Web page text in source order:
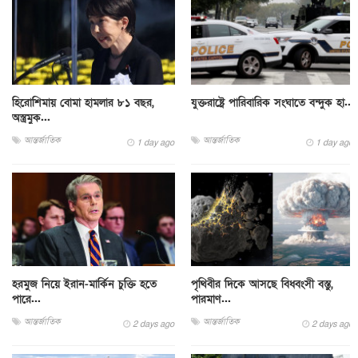
হিরোশিমায় বোমা হামলার ৮১ বছর,
অস্ত্রমুক...
আন্তর্জাতিক 1 day ago
যুক্তরাষ্ট্রে পারিবারিক সংঘাতে বন্দুক হা...
আন্তর্জাতিক 1 day ago
হরমুজ নিয়ে ইরান-মার্কিন চুক্তি হতে
পারে...
আন্তর্জাতিক 2 days ago
পৃথিবীর দিকে আসছে বিধ্বংসী বস্তু,
পারমাণ...
আন্তর্জাতিক 2 days ago